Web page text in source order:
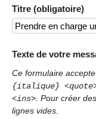
Titre (obligatoire)
Texte de votre
Ce formulaire
{italique} <quote>
<ins>. Pour créer
lignes vides.